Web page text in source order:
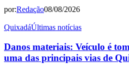
por:Redação08/08/2026
QuixadáÚltimas notícias
Danos materiais: Veículo é
uma das principais vias de